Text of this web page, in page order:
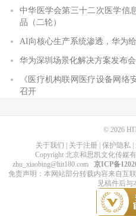
中华医学会第三十二次医学信
品（二轮）
AI向核心生产系统渗透，华为
华为深圳场景化解决方案发布
《医疗机构联网医疗设备网络
召开
© 2026
关于我们
关于注册 保护隐私
Copyright 北京和思凯文化传媒
zhu_xiaobing@hit180.com
京ICP备
免责声明：本网站部分转载内容来自互
见稿件后与